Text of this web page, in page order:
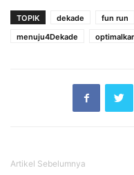
TOPIK dekade fun run
menuju4Dekade
Artikel Sebelumnya